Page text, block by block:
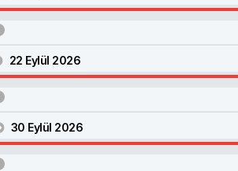
22 Eylül 2026
30 Eylül 2026